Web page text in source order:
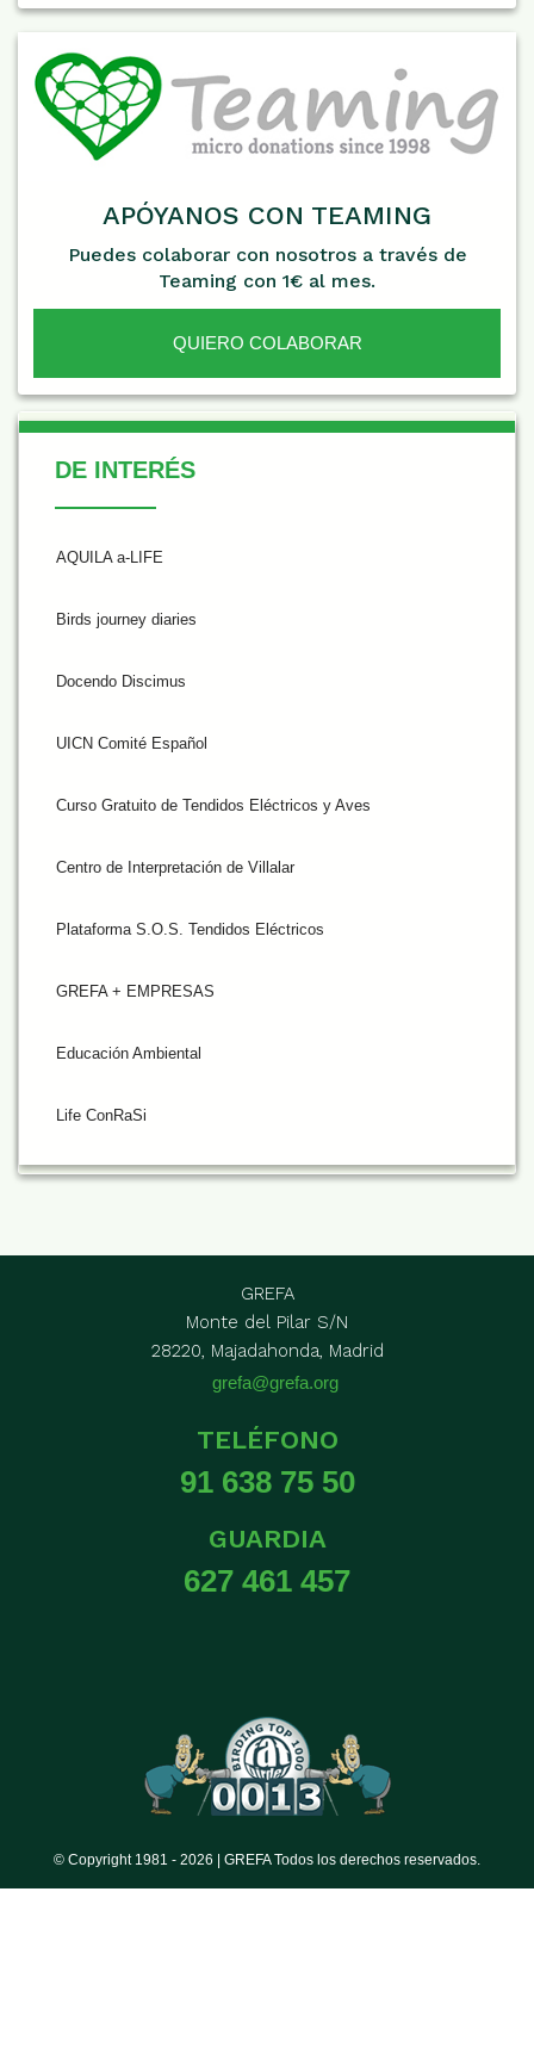
APÓYANOS CON TEAMING
Puedes colaborar con nosotros a través de
Teaming con 1€ al mes.
QUIERO COLABORAR
De Interés
DE INTERÉS
AQUILA a-LIFE
Birds journey diaries
Docendo Discimus
UICN Comité Español
Curso Gratuito de Tendidos Eléctricos y Aves
Centro de Interpretación de Villalar
Plataforma S.O.S. Tendidos Eléctricos
GREFA + EMPRESAS
Educación Ambiental
Life ConRaSi
GREFA
Monte del Pilar S/N
28220, Majadahonda, Madrid
grefa@grefa.org
TELÉFONO
91 638 75 50
GUARDIA
627 461 457
© Copyright 1981 - 2026 | GREFA Todos los derechos reservados.